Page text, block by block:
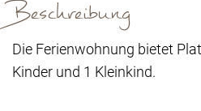
Beschreibung
Die Ferienwohnung bietet
Kinder und 1 Kleinkind.